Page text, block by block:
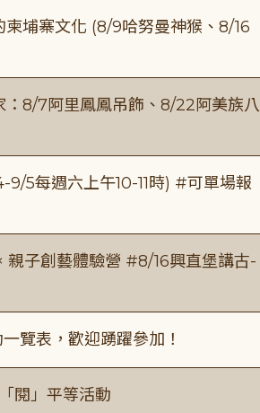
柬埔寨文化 (8/9哈努曼神猴、8/16
：8/7阿里鳳鳳吊飾、8/22阿美族八
9/5每週六上午10-11時) #可單場報
親子創藝體驗營 #8/16興直堡講古-
覽表，歡迎踴躍參加！
閱」平等活動